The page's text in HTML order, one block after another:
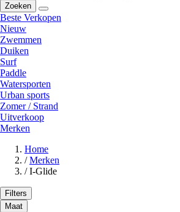
Zoeken
Beste Verkopen
Nieuw
Zwemmen
Duiken
Surf
Paddle
Watersporten
Urban sports
Zomer / Strand
Uitverkoop
Merken
Home
/ Merken
/ I-Glide
Filters
Maat